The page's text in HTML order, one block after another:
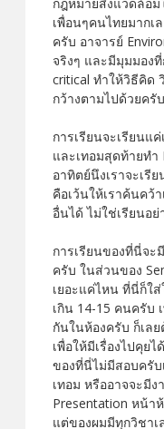
เพื่อนๆคนไทยมาก
ครับ อาจารย์
จริงๆ และมีมุมมอง
critical ทำให้วิธีคิด
กว้างตามไปด้วยครับ
การเรียนจะเรียนแ
และเทอมสุดท้ายท
อาทิตย์นึงเราจะเรี
คือเว้นให้เราค้นคว้
อื่นได้ ไม่ใช่เรียนอย่
การเรียนของที่นี่จะ
ครับ ในส่วนของ
เยอะแค่ไหน ที่นี่ก็ใ
เกิน 14-15 คนครับ
กันในห้องครับ ก็เล
เพื่อให้มีเรื่องไปคุย
ของที่นี่ไม่มีสอบครับ
เทอม หรืออาจจะมี
Presentation หน้า
แต่ของผมมีทุกวิชาเ